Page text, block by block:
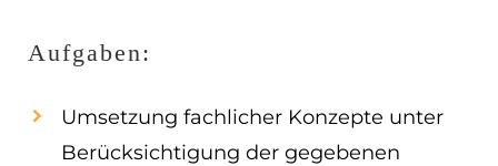
Aufgaben:
Umsetzung fachlicher Konzepte unter
Berücksichtigung der gegebenen